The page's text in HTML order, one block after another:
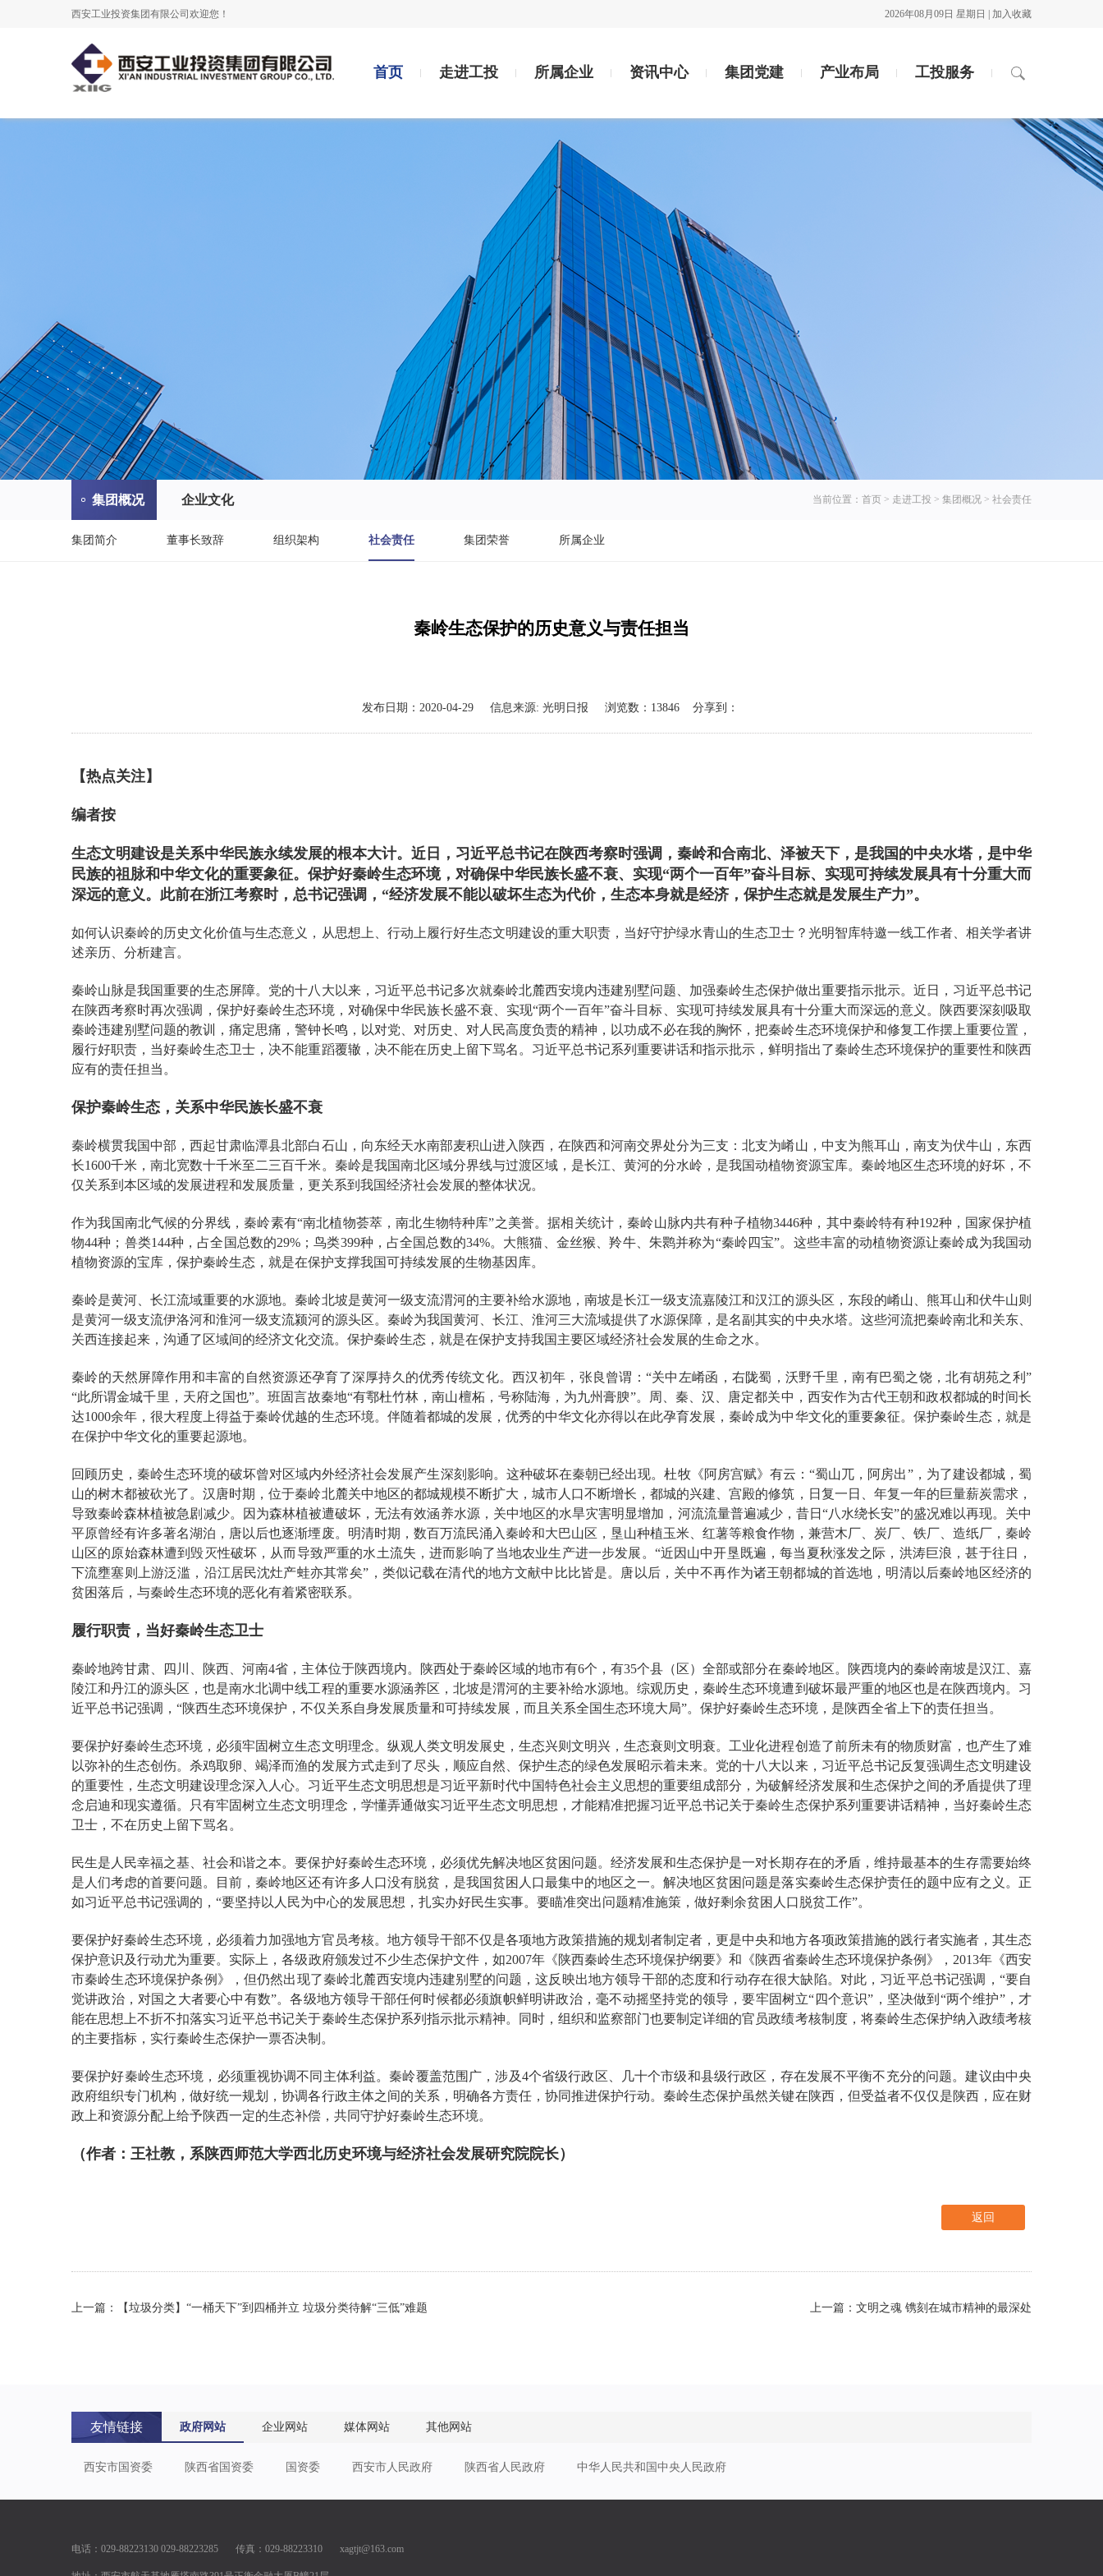
西安工业投资集团有限公司欢迎您！ 2026年08月09日 星期日 | 加入收藏
首页 走进工投 所属企业 资讯中心 集团党建 产业布局 工投服务
集团概况 企业文化 当前位置： 首页 > 走进工投 > 集团概况 > 社会责任
集团简介 董事长致辞 组织架构 社会责任 集团荣誉 所属企业
秦岭生态保护的历史意义与责任担当
发布日期： 2020-04-29信息来源: 光明日报 浏览数： 13846分享到：
【热点关注】
编者按
生态文明建设是关系中华民族永续发展的根本大计。近日，习近平总书记在陕西考察时强调，秦岭和合南北、泽被天下，是我国的中央水塔，是中华
民族的祖脉和中华文化的重要象征。保护好秦岭生态环境，对确保中华民族长盛不衰、实现“两个一百年”奋斗目标、实现可持续发展具有十分重大而
深远的意义。此前在浙江考察时，总书记强调，“经济发展不能以破坏生态为代价，生态本身就是经济，保护生态就是发展生产力”。
如何认识秦岭的历史文化价值与生态意义，从思想上、行动上履行好生态文明建设的重大职责，当好守护绿水青山的生态卫士？光明智库特邀一线工作者、相关学者讲
述亲历、分析建言。
秦岭山脉是我国重要的生态屏障。党的十八大以来，习近平总书记多次就秦岭北麓西安境内违建别墅问题、加强秦岭生态保护做出重要指示批示。近日，习近平总书记
在陕西考察时再次强调，保护好秦岭生态环境，对确保中华民族长盛不衰、实现“两个一百年”奋斗目标、实现可持续发展具有十分重大而深远的意义。陕西要深刻吸取
秦岭违建别墅问题的教训，痛定思痛，警钟长鸣，以对党、对历史、对人民高度负责的精神，以功成不必在我的胸怀，把秦岭生态环境保护和修复工作摆上重要位置，
履行好职责，当好秦岭生态卫士，决不能重蹈覆辙，决不能在历史上留下骂名。习近平总书记系列重要讲话和指示批示，鲜明指出了秦岭生态环境保护的重要性和陕西
应有的责任担当。
保护秦岭生态，关系中华民族长盛不衰
秦岭横贯我国中部，西起甘肃临潭县北部白石山，向东经天水南部麦积山进入陕西，在陕西和河南交界处分为三支：北支为崤山，中支为熊耳山，南支为伏牛山，东西
长1600千米，南北宽数十千米至二三百千米。秦岭是我国南北区域分界线与过渡区域，是长江、黄河的分水岭，是我国动植物资源宝库。秦岭地区生态环境的好坏，不
仅关系到本区域的发展进程和发展质量，更关系到我国经济社会发展的整体状况。
作为我国南北气候的分界线，秦岭素有“南北植物荟萃，南北生物特种库”之美誉。据相关统计，秦岭山脉内共有种子植物3446种，其中秦岭特有种192种，国家保护植
物44种；兽类144种，占全国总数的29%；鸟类399种，占全国总数的34%。大熊猫、金丝猴、羚牛、朱鹮并称为“秦岭四宝”。这些丰富的动植物资源让秦岭成为我国动
植物资源的宝库，保护秦岭生态，就是在保护支撑我国可持续发展的生物基因库。
秦岭是黄河、长江流域重要的水源地。秦岭北坡是黄河一级支流渭河的主要补给水源地，南坡是长江一级支流嘉陵江和汉江的源头区，东段的崤山、熊耳山和伏牛山则
是黄河一级支流伊洛河和淮河一级支流颍河的源头区。秦岭为我国黄河、长江、淮河三大流域提供了水源保障，是名副其实的中央水塔。这些河流把秦岭南北和关东、
关西连接起来，沟通了区域间的经济文化交流。保护秦岭生态，就是在保护支持我国主要区域经济社会发展的生命之水。
秦岭的天然屏障作用和丰富的自然资源还孕育了深厚持久的优秀传统文化。西汉初年，张良曾谓：“关中左崤函，右陇蜀，沃野千里，南有巴蜀之饶，北有胡苑之利”
“此所谓金城千里，天府之国也”。班固言故秦地“有鄠杜竹林，南山檀柘，号称陆海，为九州膏腴”。周、秦、汉、唐定都关中，西安作为古代王朝和政权都城的时间长
达1000余年，很大程度上得益于秦岭优越的生态环境。伴随着都城的发展，优秀的中华文化亦得以在此孕育发展，秦岭成为中华文化的重要象征。保护秦岭生态，就是
在保护中华文化的重要起源地。
回顾历史，秦岭生态环境的破坏曾对区域内外经济社会发展产生深刻影响。这种破坏在秦朝已经出现。杜牧《阿房宫赋》有云：“蜀山兀，阿房出”，为了建设都城，蜀
山的树木都被砍光了。汉唐时期，位于秦岭北麓关中地区的都城规模不断扩大，城市人口不断增长，都城的兴建、宫殿的修筑，日复一日、年复一年的巨量薪炭需求，
导致秦岭森林植被急剧减少。因为森林植被遭破坏，无法有效涵养水源，关中地区的水旱灾害明显增加，河流流量普遍减少，昔日“八水绕长安”的盛况难以再现。关中
平原曾经有许多著名湖泊，唐以后也逐渐堙废。明清时期，数百万流民涌入秦岭和大巴山区，垦山种植玉米、红薯等粮食作物，兼营木厂、炭厂、铁厂、造纸厂，秦岭
山区的原始森林遭到毁灭性破坏，从而导致严重的水土流失，进而影响了当地农业生产进一步发展。“近因山中开垦既遍，每当夏秋涨发之际，洪涛巨浪，甚于往日，
下流壅塞则上游泛滥，沿江居民沈灶产蛙亦其常矣”，类似记载在清代的地方文献中比比皆是。唐以后，关中不再作为诸王朝都城的首选地，明清以后秦岭地区经济的
贫困落后，与秦岭生态环境的恶化有着紧密联系。
履行职责，当好秦岭生态卫士
秦岭地跨甘肃、四川、陕西、河南4省，主体位于陕西境内。陕西处于秦岭区域的地市有6个，有35个县（区）全部或部分在秦岭地区。陕西境内的秦岭南坡是汉江、嘉
陵江和丹江的源头区，也是南水北调中线工程的重要水源涵养区，北坡是渭河的主要补给水源地。综观历史，秦岭生态环境遭到破坏最严重的地区也是在陕西境内。习
近平总书记强调，“陕西生态环境保护，不仅关系自身发展质量和可持续发展，而且关系全国生态环境大局”。保护好秦岭生态环境，是陕西全省上下的责任担当。
要保护好秦岭生态环境，必须牢固树立生态文明理念。纵观人类文明发展史，生态兴则文明兴，生态衰则文明衰。工业化进程创造了前所未有的物质财富，也产生了难
以弥补的生态创伤。杀鸡取卵、竭泽而渔的发展方式走到了尽头，顺应自然、保护生态的绿色发展昭示着未来。党的十八大以来，习近平总书记反复强调生态文明建设
的重要性，生态文明建设理念深入人心。习近平生态文明思想是习近平新时代中国特色社会主义思想的重要组成部分，为破解经济发展和生态保护之间的矛盾提供了理
念启迪和现实遵循。只有牢固树立生态文明理念，学懂弄通做实习近平生态文明思想，才能精准把握习近平总书记关于秦岭生态保护系列重要讲话精神，当好秦岭生态
卫士，不在历史上留下骂名。
民生是人民幸福之基、社会和谐之本。要保护好秦岭生态环境，必须优先解决地区贫困问题。经济发展和生态保护是一对长期存在的矛盾，维持最基本的生存需要始终
是人们考虑的首要问题。目前，秦岭地区还有许多人口没有脱贫，是我国贫困人口最集中的地区之一。解决地区贫困问题是落实秦岭生态保护责任的题中应有之义。正
如习近平总书记强调的，“要坚持以人民为中心的发展思想，扎实办好民生实事。要瞄准突出问题精准施策，做好剩余贫困人口脱贫工作”。
要保护好秦岭生态环境，必须着力加强地方官员考核。地方领导干部不仅是各项地方政策措施的规划者制定者，更是中央和地方各项政策措施的践行者实施者，其生态
保护意识及行动尤为重要。实际上，各级政府颁发过不少生态保护文件，如2007年《陕西秦岭生态环境保护纲要》和《陕西省秦岭生态环境保护条例》，2013年《西安
市秦岭生态环境保护条例》，但仍然出现了秦岭北麓西安境内违建别墅的问题，这反映出地方领导干部的态度和行动存在很大缺陷。对此，习近平总书记强调，“要自
觉讲政治，对国之大者要心中有数”。各级地方领导干部任何时候都必须旗帜鲜明讲政治，毫不动摇坚持党的领导，要牢固树立“四个意识”，坚决做到“两个维护”，才
能在思想上不折不扣落实习近平总书记关于秦岭生态保护系列指示批示精神。同时，组织和监察部门也要制定详细的官员政绩考核制度，将秦岭生态保护纳入政绩考核
的主要指标，实行秦岭生态保护一票否决制。
要保护好秦岭生态环境，必须重视协调不同主体利益。秦岭覆盖范围广，涉及4个省级行政区、几十个市级和县级行政区，存在发展不平衡不充分的问题。建议由中央
政府组织专门机构，做好统一规划，协调各行政主体之间的关系，明确各方责任，协同推进保护行动。秦岭生态保护虽然关键在陕西，但受益者不仅仅是陕西，应在财
政上和资源分配上给予陕西一定的生态补偿，共同守护好秦岭生态环境。
（作者：王社教，系陕西师范大学西北历史环境与经济社会发展研究院院长）
返回
上一篇：【垃圾分类】“一桶天下”到四桶并立 垃圾分类待解“三低”难题 上一篇：文明之魂 镌刻在城市精神的最深处
友情链接 政府网站 企业网站 媒体网站 其他网站
西安市国资委 陕西省国资委 国资委 西安市人民政府 陕西省人民政府 中华人民共和国中央人民政府
电话：029-88223130 029-88223285 传真：029-88223310 xagtjt@163.com